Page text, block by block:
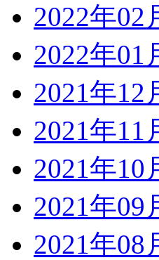
2022年02
2022年01
2021年12
2021年11
2021年10
2021年09
2021年08